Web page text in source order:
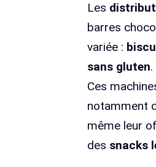
Les
barres
variée :
sans gluten.
Ces
notamment
même leur
des snacks